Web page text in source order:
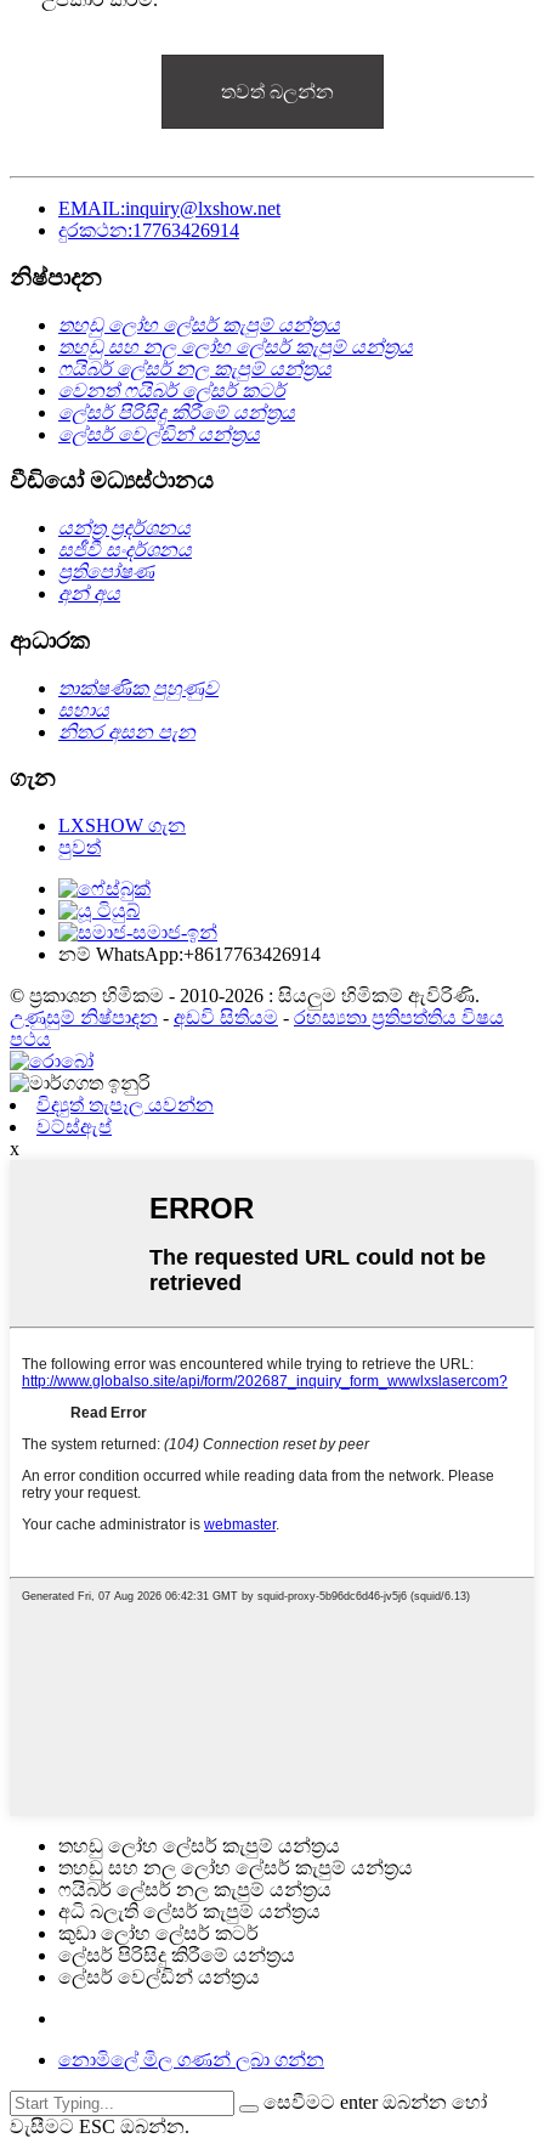
තවත් බලන්න
EMAIL:inquiry@lxshow.net
දුරකථන:17763426914
නිෂ්පාදන
තහඩු ලෝහ ලේසර් කැපුම් යන්ත්‍රය
තහඩු සහ නල ලෝහ ලේසර් කැපුම් යන්ත්‍රය
ෆයිබර් ලේසර් නල කැපුම් යන්ත්‍රය
වෙනත් ෆයිබර් ලේසර් කටර්
ලේසර් පිරිසිදු කිරීමේ යන්ත්‍රය
ලේසර් වෙල්ඩින් යන්ත්‍රය
වීඩියෝ මධ්‍යස්ථානය
යන්ත්‍ර ප්‍රදර්ශනය
සජීවී සංදර්ශනය
ප්‍රතිපෝෂණ
අන් අය
ආධාරක
තාක්ෂණික පුහුණුව
සහාය
නිතර අසන පැන
ගැන
LXSHOW ගැන
පුවත්
නම් WhatsApp:+8617763426914
© ප්‍රකාශන හිමිකම - 2010-2026 : සියලුම හිමිකම් ඇවිරිණි.
උණුසුම් නිෂ්පාදන - අඩවි සිතියම - රහස්‍යතා ප්‍රතිපත්තිය විෂය
පථය
විද්‍යුත් තැපෑල යවන්න
වට්ස්ඇප්
x
තහඩු ලෝහ ලේසර් කැපුම් යන්ත්‍රය
තහඩු සහ නල ලෝහ ලේසර් කැපුම් යන්ත්‍රය
ෆයිබර් ලේසර් නල කැපුම් යන්ත්‍රය
අධි බලැති ලේසර් කැපුම් යන්ත්‍රය
කුඩා ලෝහ ලේසර් කටර්
ලේසර් පිරිසිදු කිරීමේ යන්ත්‍රය
ලේසර් වෙල්ඩින් යන්ත්‍රය
නොමිලේ මිල ගණන් ලබා ගන්න
සෙවීමට enter ඔබන්න හෝ
වැසීමට ESC ඔබන්න.